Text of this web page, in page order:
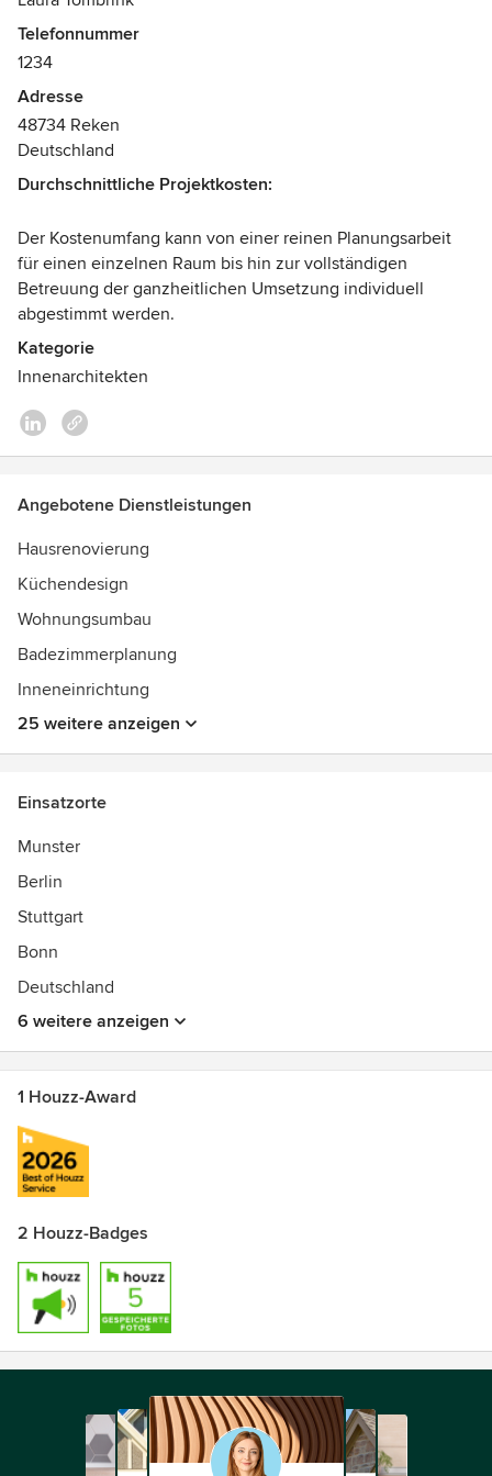
hochwertig, die Materialien sind sauber verbaut, und die
Montage erfolgte präzise und sorgfältig. Der Schrank passt
millimetergenau und wirkt wie aus der Zeitschrift „Schöner
weiterempfehlen. Handwerk auf höchstem Niveau!
und Startschuss.
Während des gesamten Planungs- und
Umsetzungsprozesses stehen ehrliche und regelmäßige
Abstimmung für mich an oberster Priorität.
Auszeichnungen:
Telefonnummer
1234
Adresse
48734 Reken
Deutschland
Durchschnittliche Projektkosten:
Der Kostenumfang kann von einer reinen Planungsarbeit
für einen einzelnen Raum bis hin zur vollständigen
Betreuung der ganzheitlichen Umsetzung individuell
abgestimmt werden.
Kategorie
Innenarchitekten
Angebotene Dienstleistungen
Hausrenovierung
Küchendesign
Wohnungsumbau
Badezimmerplanung
Inneneinrichtung
25 weitere anzeigen
Einsatzorte
Munster
Berlin
Stuttgart
Bonn
Deutschland
6 weitere anzeigen
1 Houzz-Award
2 Houzz-Badges